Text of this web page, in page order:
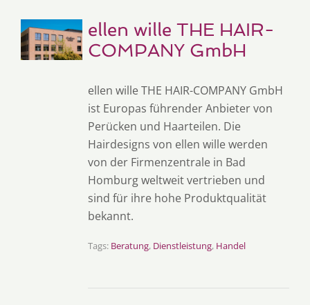
ellen wille THE HAIR-
COMPANY GmbH
ellen wille THE HAIR-COMPANY GmbH
ist Europas führender Anbieter von
Perücken und Haarteilen. Die
Hairdesigns von ellen wille werden
von der Firmenzentrale in Bad
Homburg weltweit vertrieben und
sind für ihre hohe Produktqualität
bekannt.
Tags: Beratung, Dienstleistung, Handel